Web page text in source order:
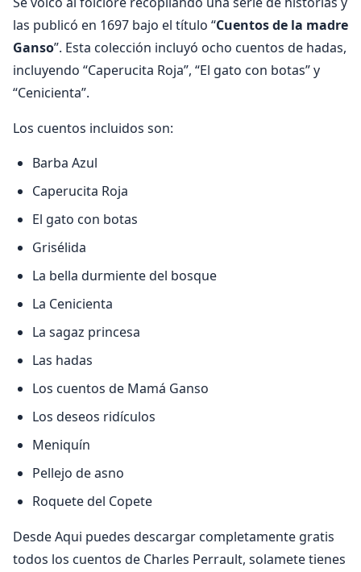
las publicó en 1697 bajo el título “Cuentos de la madre
Ganso”. Esta colección incluyó ocho cuentos de hadas,
incluyendo “Caperucita Roja”, “El gato con botas” y
“Cenicienta”.
Los cuentos incluidos son:
Barba Azul
Caperucita Roja
El gato con botas
Grisélida
La bella durmiente del bosque
La Cenicienta
La sagaz princesa
Las hadas
Los cuentos de Mamá Ganso
Los deseos ridículos
Meniquín
Pellejo de asno
Roquete del Copete
Desde Aqui puedes descargar completamente gratis
todos los cuentos de Charles Perrault, solamete tienes